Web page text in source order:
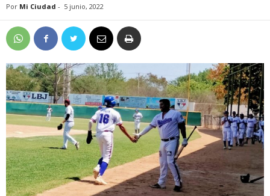
Por Mi Ciudad - 5 junio, 2022